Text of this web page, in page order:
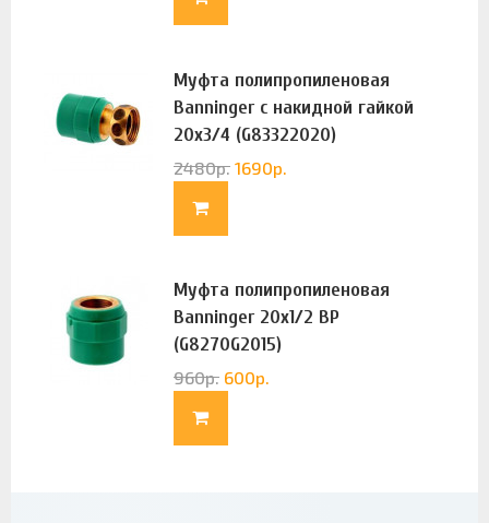
Муфта полипропиленовая
Banninger с накидной гайкой
20х3/4 (G83322020)
2480р. 1690р.
Муфта полипропиленовая
Banninger 20х1/2 ВР
(G8270G2015)
960р. 600р.